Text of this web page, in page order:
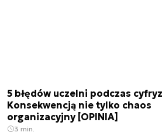
5 błędów uczelni podczas
Konsekwencją nie tylko chaos
organizacyjny [OPINIA]
3 min.